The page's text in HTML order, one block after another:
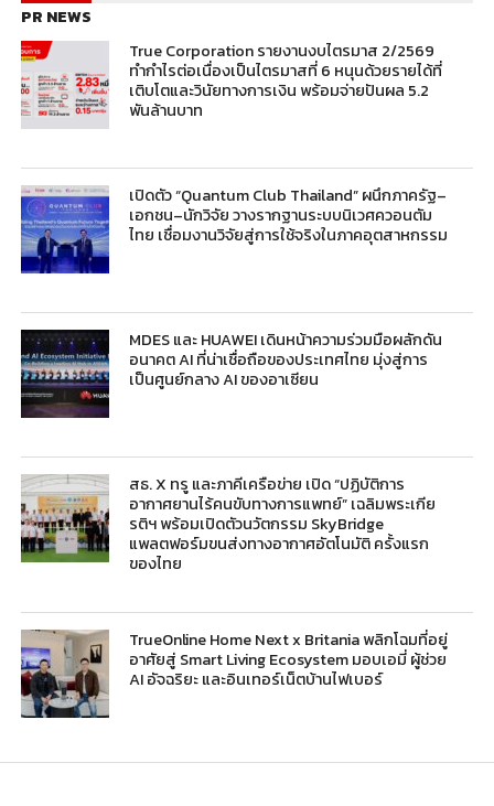
PR NEWS
True Corporation รายงานงบไตรมาส 2/2569
ทำกำไรต่อเนื่องเป็นไตรมาสที่ 6 หนุนด้วยรายได้ที่
เติบโตและวินัยทางการเงิน พร้อมจ่ายปันผล 5.2
พันล้านบาท
เปิดตัว “Quantum Club Thailand” ผนึกภาครัฐ–
เอกชน–นักวิจัย วางรากฐานระบบนิเวศควอนตัม
ไทย เชื่อมงานวิจัยสู่การใช้จริงในภาคอุตสาหกรรม
MDES และ HUAWEI เดินหน้าความร่วมมือผลักดัน
อนาคต AI ที่น่าเชื่อถือของประเทศไทย มุ่งสู่การ
เป็นศูนย์กลาง AI ของอาเซียน
สธ. X ทรู และภาคีเครือข่าย เปิด “ปฏิบัติการ
อากาศยานไร้คนขับทางการแพทย์” เฉลิมพระเกีย
รติฯ พร้อมเปิดตัวนวัตกรรม SkyBridge
แพลตฟอร์มขนส่งทางอากาศอัตโนมัติ ครั้งแรก
ของไทย
TrueOnline Home Next x Britania พลิกโฉมที่อยู่
อาศัยสู่ Smart Living Ecosystem มอบเอมี่ ผู้ช่วย
AI อัจฉริยะ และอินเทอร์เน็ตบ้านไฟเบอร์